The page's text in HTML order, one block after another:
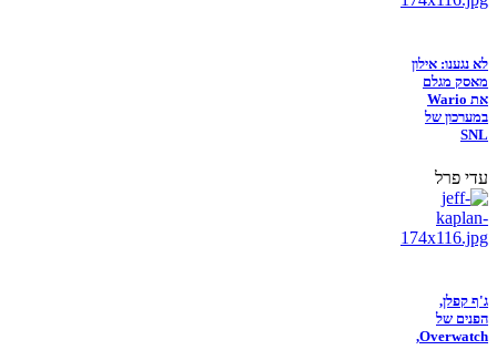
לא נגענו: אילון
מאסק מגלם
את Wario
במערכון של
SNL
עדי פרל
ג'ף קפלן,
הפנים של
Overwatch,